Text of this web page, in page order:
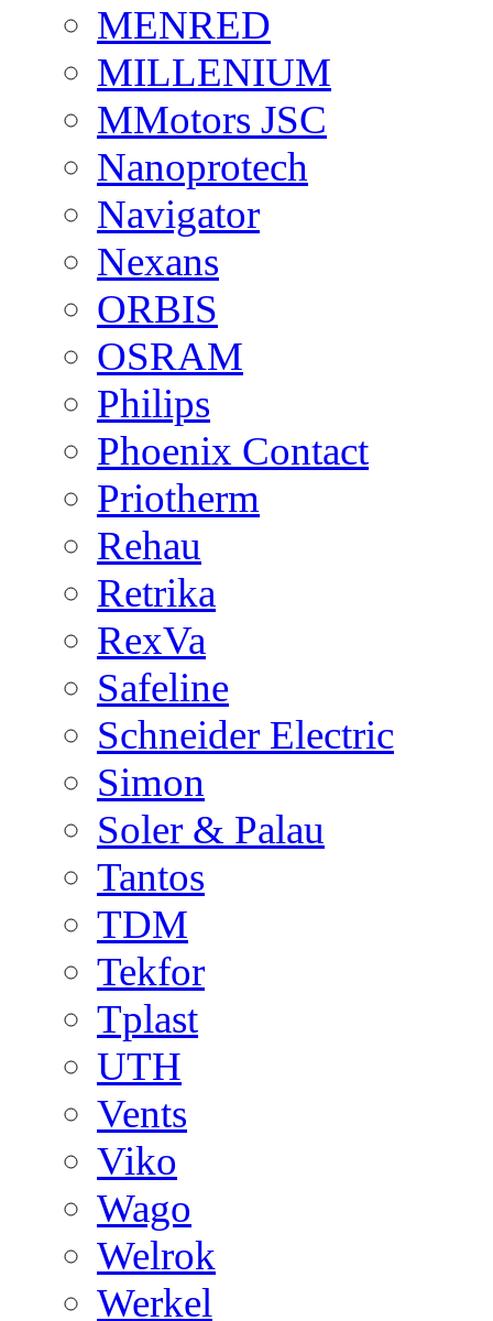
MENRED
MILLENIUM
MMotors JSC
Nanoprotech
Navigator
Nexans
ORBIS
OSRAM
Philips
Phoenix Contact
Priotherm
Rehau
Retrika
RexVa
Safeline
Schneider Electric
Simon
Soler & Palau
Tantos
TDM
Tekfor
Tplast
UTH
Vents
Viko
Wago
Welrok
Werkel